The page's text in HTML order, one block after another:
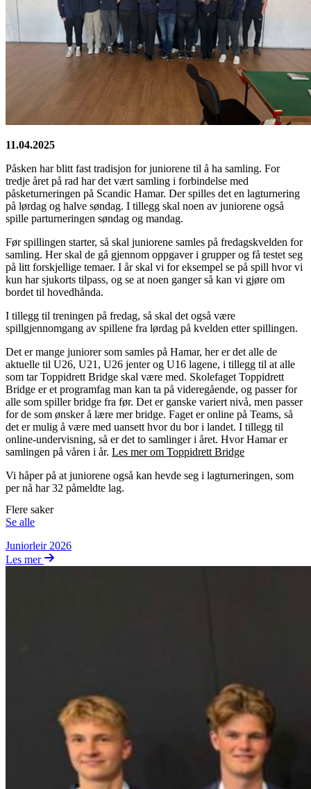
11.04.2025
Påsken har blitt fast tradisjon for juniorene til å ha samling. For
tredje året på rad har det vært samling i forbindelse med
påsketurneringen på Scandic Hamar. Der spilles det en lagturnering
på lørdag og halve søndag. I tillegg skal noen av juniorene også
spille parturneringen søndag og mandag.
Før spillingen starter, så skal juniorene samles på fredagskvelden for
samling. Her skal de gå gjennom oppgaver i grupper og få testet seg
på litt forskjellige temaer. I år skal vi for eksempel se på spill hvor vi
kun har sjukorts tilpass, og se at noen ganger så kan vi gjøre om
bordet til hovedhånda.
I tillegg til treningen på fredag, så skal det også være
spillgjennomgang av spillene fra lørdag på kvelden etter spillingen.
Det er mange juniorer som samles på Hamar, her er det alle de
aktuelle til U26, U21, U26 jenter og U16 lagene, i tillegg til at alle
som tar Toppidrett Bridge skal være med. Skolefaget Toppidrett
Bridge er et programfag man kan ta på videregående, og passer for
alle som spiller bridge fra før. Det er ganske variert nivå, men passer
for de som ønsker å lære mer bridge. Faget er online på Teams, så
det er mulig å være med uansett hvor du bor i landet. I tillegg til
online-undervisning, så er det to samlinger i året. Hvor Hamar er
samlingen på våren i år. Les mer om Toppidrett Bridge
Vi håper på at juniorene også kan hevde seg i lagturneringen, som
per nå har 32 påmeldte lag.
Flere saker
Se alle
Juniorleir 2026
Les mer